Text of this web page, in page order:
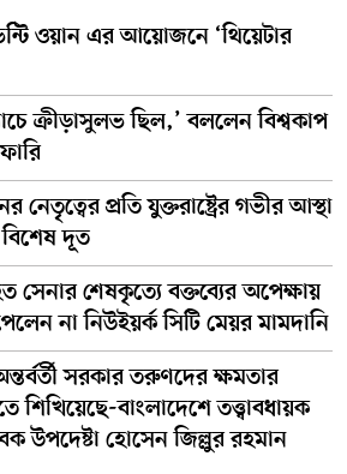
ওয়ান এর আয়োজনে ‘থিয়েটার
ক্রীড়াসুলভ ছিল,’ বললেন বিশ্বকাপ
নেতৃত্বের প্রতি যুক্তরাষ্ট্রের গভীর আস্থা
দূত
সেনার শেষকৃত্যে বক্তব্যের অপেক্ষায়
না নিউইয়র্ক সিটি মেয়র মামদানি
সরকার তরুণদের ক্ষমতার
শিখিয়েছে-বাংলাদেশে তত্ত্বাবধায়ক
উপদেষ্টা হোসেন জিল্লুর রহমান